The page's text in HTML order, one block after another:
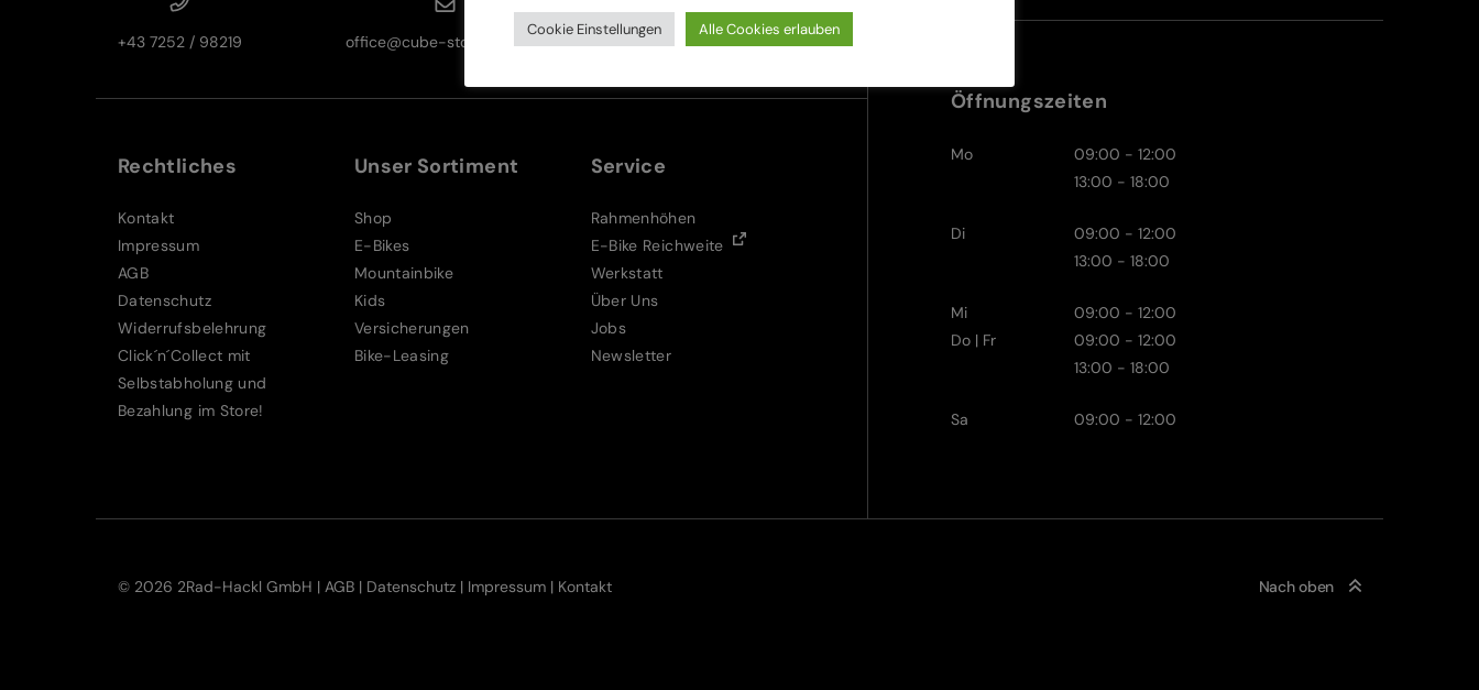
+43 7252 / 98219 office@cube-store-steyr.at Im Stadtgut A5 | 4407 Steyr
Rechtliches
Kontakt
Impressum
AGB
Datenschutz
Widerrufsbelehrung
Click´n´Collect mit
Selbstabholung und
Bezahlung im Store!
Unser Sortiment
Shop
E-Bikes
Mountainbike
Kids
Versicherungen
Bike-Leasing
Service
Rahmenhöhen
E-Bike Reichweite
Werkstatt
Über Uns
Jobs
Newsletter
Öffnungszeiten
Mo
09:00 - 12:00
13:00 - 18:00
Di
09:00 - 12:00
13:00 - 18:00
Mi
09:00 - 12:00
Do | Fr
09:00 - 12:00
13:00 - 18:00
Sa 09:00 - 12:00
Nach oben
© 2026 2Rad-Hackl GmbH | AGB | Datenschutz | Impressum | Kontakt
Cookie Einstellungen Alle Cookies erlauben